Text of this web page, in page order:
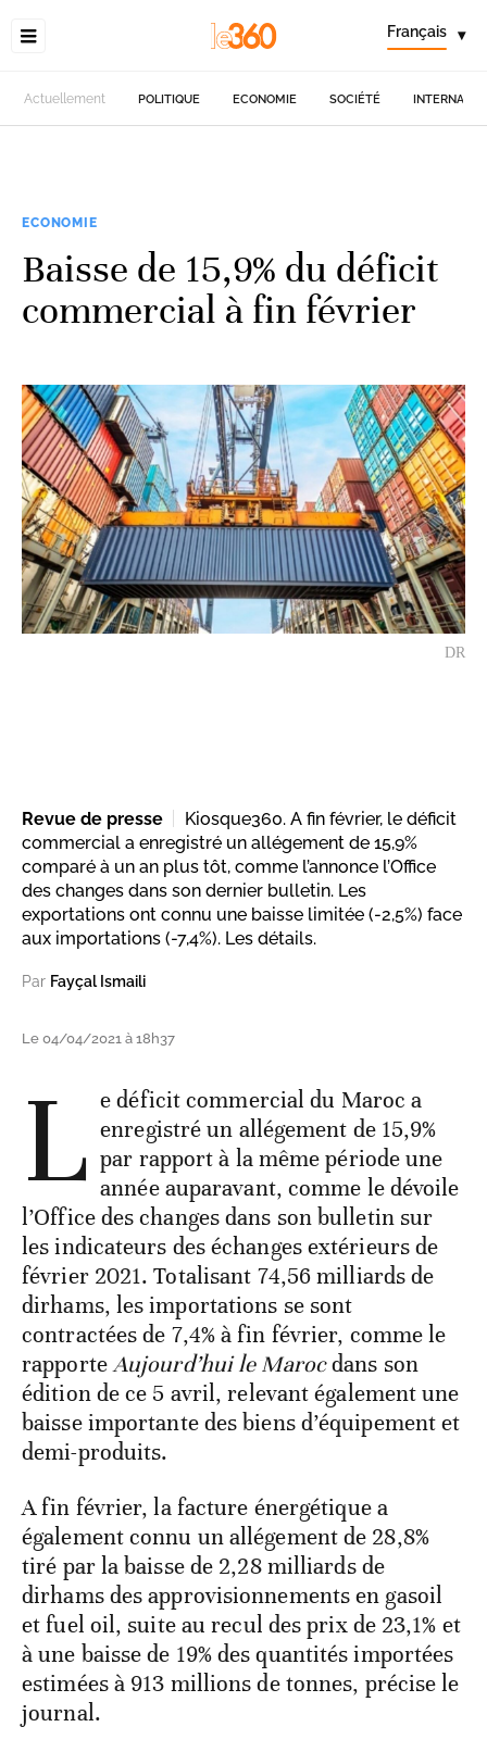
Français ▾
Actuellement POLITIQUE ECONOMIE SOCIÉTÉ
ECONOMIE
Baisse de 15,9% du déficit
commercial à fin février
DR
Revue de presse
Kiosque360. A fin février, le déficit
commercial a enregistré un allégement de 15,9%
comparé à un an plus tôt, comme l’annonce l’Office
des changes dans son dernier bulletin. Les
exportations ont connu une baisse limitée (-2,5%) face
aux importations (-7,4%). Les détails.
Par Fayçal Ismaili
Le 04/04/2021 à 18h37
L e déficit commercial du Maroc a
enregistré un allégement de 15,9%
par rapport à la même période une
année auparavant, comme le dévoile
l’Office des changes dans son bulletin sur
les indicateurs des échanges extérieurs de
février 2021. Totalisant 74,56 milliards de
dirhams, les importations se sont
contractées de 7,4% à fin février, comme le
rapporteAujourd’hui le Marocdans son
édition de ce 5 avril, relevant également une
baisse importante des biens d’équipement et
demi-produits.
A fin février, la facture énergétique a
également connu un allégement de 28,8%
tiré par la baisse de 2,28 milliards de
dirhams des approvisionnements en gasoil
et fuel oil, suite au recul des prix de 23,1% et
à une baisse de 19% des quantités importées
estimées à 913 millions de tonnes, précise le
journal.